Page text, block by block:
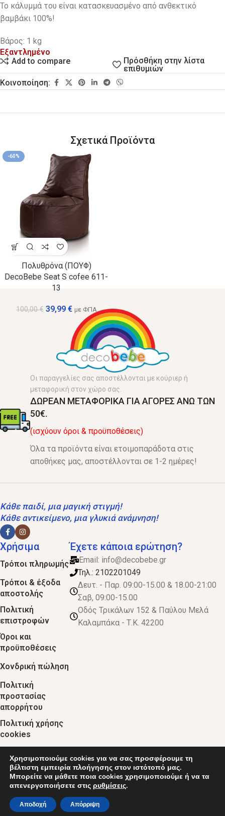
Το κάλυμμά του είναι κατασκευασμένο από ανθεκτικό
βαμβάκι 100%!
Βάρος: 1 kg
Εξαντλημένο
Add to compare
Πρόσθήκη στην λίστα
επιθυμιών
Κοινοποίηση:
Σχετικά Προϊόντα
-60%
Πολυθρόνα (ΠΟΥΦ)
DecoBebe Seat S cofee 611-
13
100,00€ 39,99 € με ΦΠΑ
Οι παραγγελίες σας αποστέλλονται με κούριερ ή
μεταφορική στον χώρο σας.
ΔΩΡΕΑΝ ΜΕΤΑΦΟΡΙΚΑ ΓΙΑ ΑΓΟΡΕΣ ΑΝΩ ΤΩΝ
50€.
(ισχύουν όροι & προϋποθέσεις)
Όλα τα προϊόντα είναι ετοιμοπαράδοτα στις
αποθήκες μας, αποστέλλονται σε 1-2 ημέρες!
Κάθε παιδί, μια μαγική στιγμή!
Κάθε αντικείμενο, μια γλυκιά ανάμνηση!
Χρήσιμα
Τρόποι πληρωμής
Τρόποι & έξοδα
αποστολής
Πολιτική
επιστροφών
Όροι και
προϋποθέσεις
Χονδρική πώληση
Πολιτική
προστασίας
απορρήτου
Πολιτική χρήσης
cookies
Έχετε κάποια ερώτηση?
Email: info@decobebe.gr
Τηλ.: 2102201049
Δευτ. - Παρ. 09:00-15.00 & 18.00-21:00
Σαβ, 09:00-15.00
Οδός Τρικάλων 152 & Παύλου Μελά
Καλαμπάκα - Τ.Κ. 42200
© 2024 :: decobebe.gr
Χρησιμοποιούμε cookies για να σας προσφέρουμε τη
βέλτιστη εμπειρία πλοήγησης στον ιστότοπό μας.
Μπορείτε να μάθετε ποια cookies χρησιμοποιούμε ή να τα
απενεργοποιήσετε στις ρυθμίσεις.
Αποδοχή Απόρριψη
Καλάθι
Ο λογαριασμός μου